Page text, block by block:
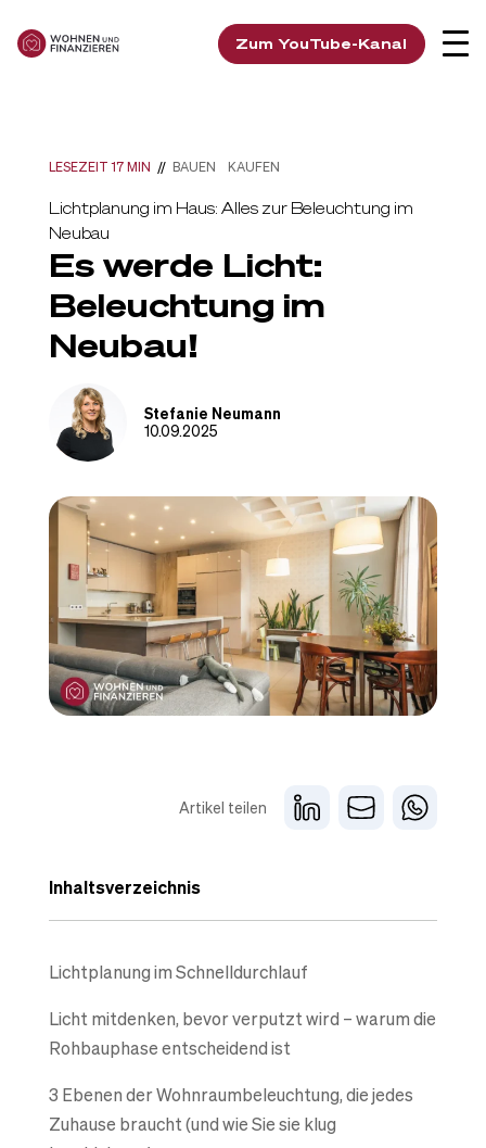
Zum YouTube-Kanal
LESEZEIT 17 MIN // BAUEN KAUFEN
Lichtplanung im Haus: Alles zur Beleuchtung im
Neubau
Es werde Licht:
Beleuchtung im
Neubau!
Stefanie Neumann
10.09.2025
Artikel teilen
Inhaltsverzeichnis
Lichtplanung im Schnelldurchlauf
Licht mitdenken, bevor verputzt wird – warum die
Rohbauphase entscheidend ist
3 Ebenen der Wohnraum­beleuchtung, die jedes
Zuhause braucht (und wie Sie sie klug